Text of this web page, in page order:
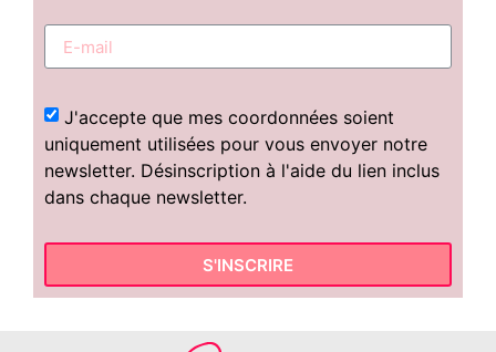
J'accepte que mes coordonnées soient
uniquement utilisées pour vous envoyer notre
newsletter. Désinscription à l'aide du lien inclus
dans chaque newsletter.
S'INSCRIRE